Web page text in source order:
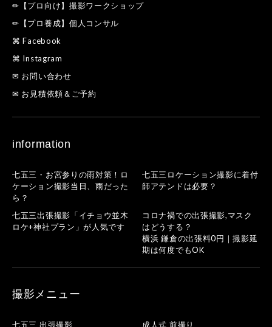
✏【プロ向け】撮影ワークショップ
✏【プロ養成】個人コンサル
⌘ Facebook
⌘ Instagram
✉ お問い合わせ
✉ お見積依頼＆ご予約
information
七五三・お宮参りの雨対策！ロ
ケーション撮影当日、雨だった
ら？
七五三ロケーション撮影に着付
師アテンドは必要？
七五三出張撮影「イチョウ並木
ロケ+神社プラン」が人気です
コロナ禍での出張撮影,マスク
はどうする？
横浜 鎌倉の出張料0円｜撮影延
期は何度でもOK
撮影メニュー
七五三 出張撮影 成人式 前撮り